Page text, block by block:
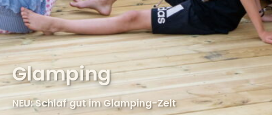
Glamping
NEU: Schlaf gut im Glamping-Zelt